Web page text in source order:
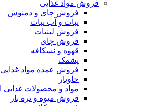
فروش مواد غذایی
فروش چای و دمنوش
نبات و آب نبات
فروش لبنیات
فروش چای
قهوه و نسکافه
پشمک
فروش عمده مواد غذایی
خاویار
مواد و محصولات غذایی
فروش میوه و تره بار